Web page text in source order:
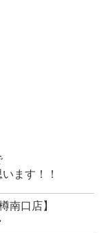
ます！！
南口店】